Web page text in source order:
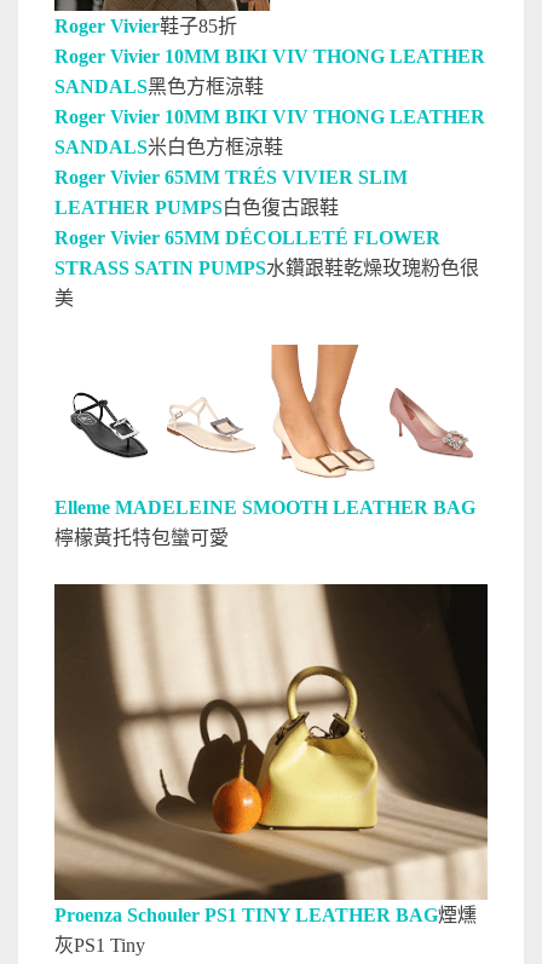
Roger Vivier鞋子85折
Roger Vivier 10MM BIKI VIV THONG LEATHER
SANDALS黑色方框涼鞋
Roger Vivier 10MM BIKI VIV THONG LEATHER
SANDALS米白色方框涼鞋
Roger Vivier 65MM TRÉS VIVIER SLIM
LEATHER PUMPS白色復古跟鞋
Roger Vivier 65MM DÉCOLLETÉ FLOWER
STRASS SATIN PUMPS水鑽跟鞋乾燥玫瑰粉色很
美
Elleme MADELEINE SMOOTH LEATHER BAG
檸檬黃托特包蠻可愛
Proenza Schouler PS1 TINY LEATHER BAG煙燻
灰PS1 Tiny